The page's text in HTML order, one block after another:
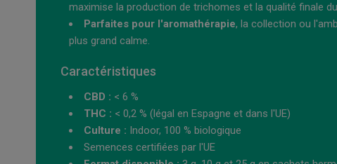
maximise la production de trichomes et la qualité finale
Parfaites pour l'aromathérapie, la collection ou
plus grand calme.
Caractéristiques
CBD : < 6 %
THC : < 0,2 % (légal en Espagne et dans l'UE)
Culture : Indoor, 100 % biologique
Semences certifiées par l'UE